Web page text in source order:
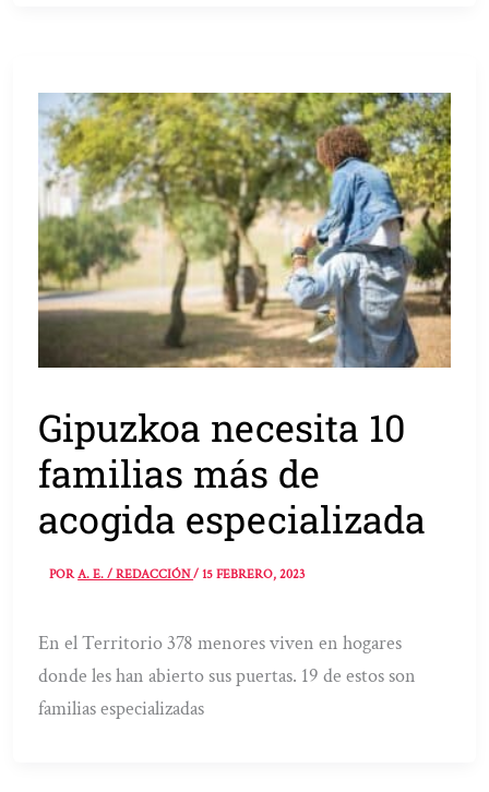
Gipuzkoa necesita 10
familias más de
acogida especializada
PORA. E. / REDACCIÓN/15 FEBRERO, 2023
En el Territorio 378 menores viven en hogares
donde les han abierto sus puertas. 19 de estos son
familias especializadas